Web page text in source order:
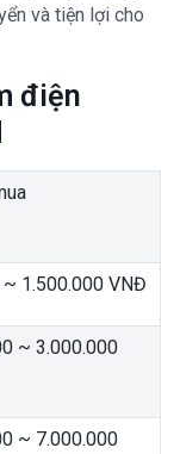
và tiện lợi cho
điện
1.500.000 VNĐ
~ 3.000.000
~ 7.000.000